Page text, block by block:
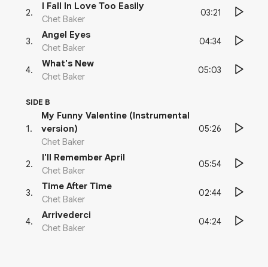
2.
I Fall In Love Too Easily
Chet Baker
03:21
3.
Angel Eyes
Chet Baker
04:34
4.
What's New
Chet Baker
05:03
SIDE B
1 .
My Funny Valentine (Instrumental
version)
Chet Baker
05:26
2.
I'll Remember April
Chet Baker
05:54
3.
Time After Time
Chet Baker
02:44
4.
Arrivederci
Chet Baker
04:24